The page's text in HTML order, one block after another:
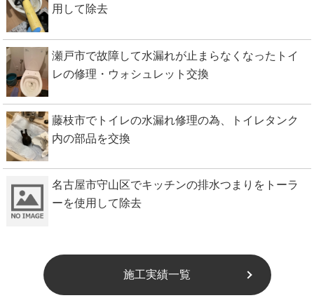
用して除去
瀬戸市で故障して水漏れが止まらなくなったトイ
レの修理・ウォシュレット交換
藤枝市でトイレの水漏れ修理の為、トイレタンク
内の部品を交換
名古屋市守山区でキッチンの排水つまりをトーラ
ーを使用して除去
施工実績一覧